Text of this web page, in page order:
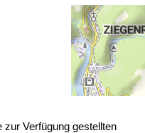
Verfügung gestellten